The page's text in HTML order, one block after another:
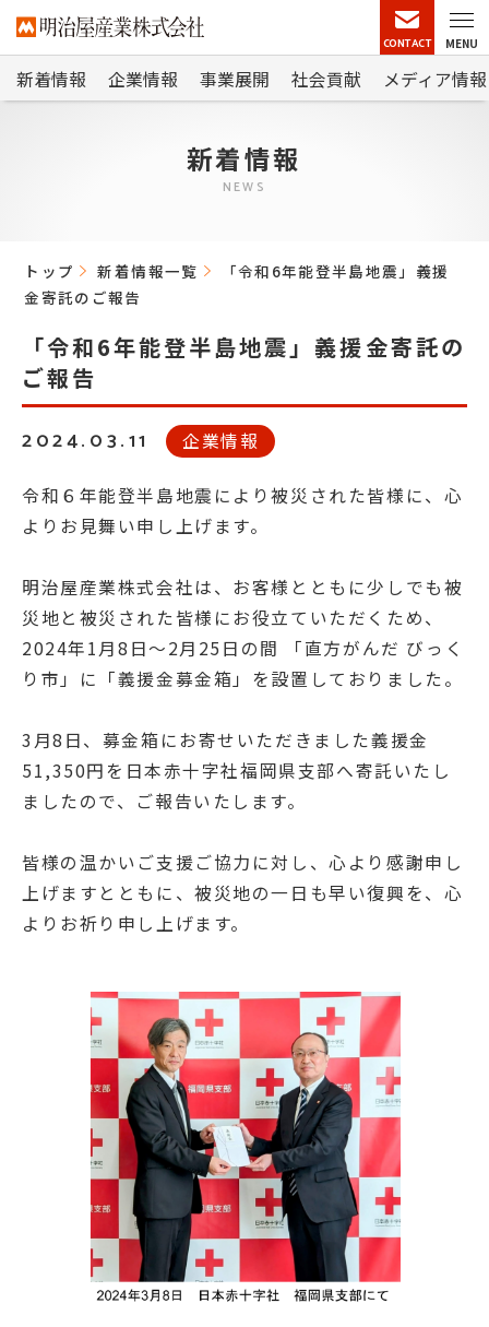
CONTACT MENU
新着情報 企業情報 事業展開 社会貢献 メディア情報
新着情報
NEWS
トップ 新着情報一覧
「令和6年能登半島地震」義援
金寄託のご報告
「令和6年能登半島地震」義援金寄託の
ご報告
2024.03.11 企業情報
令和６年能登半島地震により被災された皆様に、心
よりお見舞い申し上げます。
明治屋産業株式会社は、お客様とともに少しでも被
災地と被災された皆様にお役立ていただくため、
2024年1月8日～2月25日の間 「直方がんだ びっく
り市」に「義援金募金箱」を設置しておりました。
3月8日、募金箱にお寄せいただきました義援金
51,350円を日本赤十字社福岡県支部へ寄託いたし
ましたので、ご報告いたします。
皆様の温かいご支援ご協力に対し、心より感謝申し
上げますとともに、被災地の一日も早い復興を、心
よりお祈り申し上げます。